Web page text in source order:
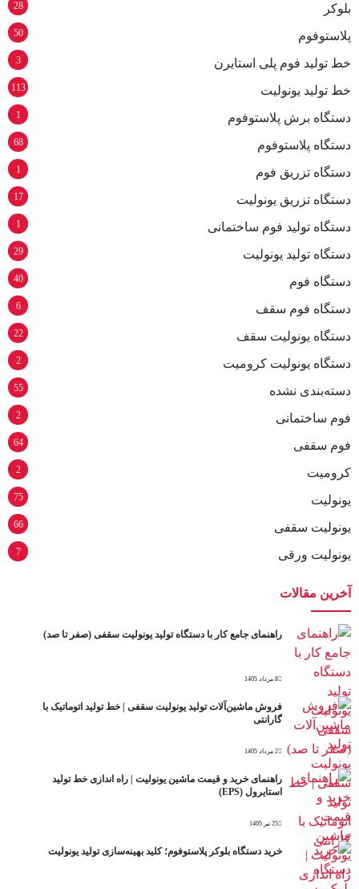
بلوکر 28
پلاستوفوم 50
خط تولید فوم پلی استایرن 3
خط تولید یونولیت 113
دستگاه برش پلاستوفوم 1
دستگاه پلاستوفوم 68
دستگاه تزریق فوم 1
دستگاه تزریق یونولیت 17
دستگاه تولید فوم ساختمانی 1
دستگاه تولید یونولیت 29
دستگاه فوم 40
دستگاه فوم سقف 6
دستگاه یونولیت سقف 22
دستگاه یونولیت کرومیت 2
دسته‌بندی نشده 55
فوم ساختمانی 2
فوم سقفی 64
کرومیت 2
یونولیت 75
یونولیت سقفی 66
یونولیت ورقی 7
آخرین مقالات
راهنمای جامع کار با دستگاه تولید یونولیت سقفی (صفر تا صد)
8 مرداد 1405
فروش ماشین‌آلات تولید یونولیت سقفی | خط تولید اتوماتیک با
گارانتی
2 مرداد 1405
راهنمای خرید و قیمت ماشین یونولیت | راه اندازی خط تولید
استایرول (EPS)
25 تیر 1405
خرید دستگاه بلوکر پلاستوفوم؛ کلید بهینه‌سازی تولید یونولیت